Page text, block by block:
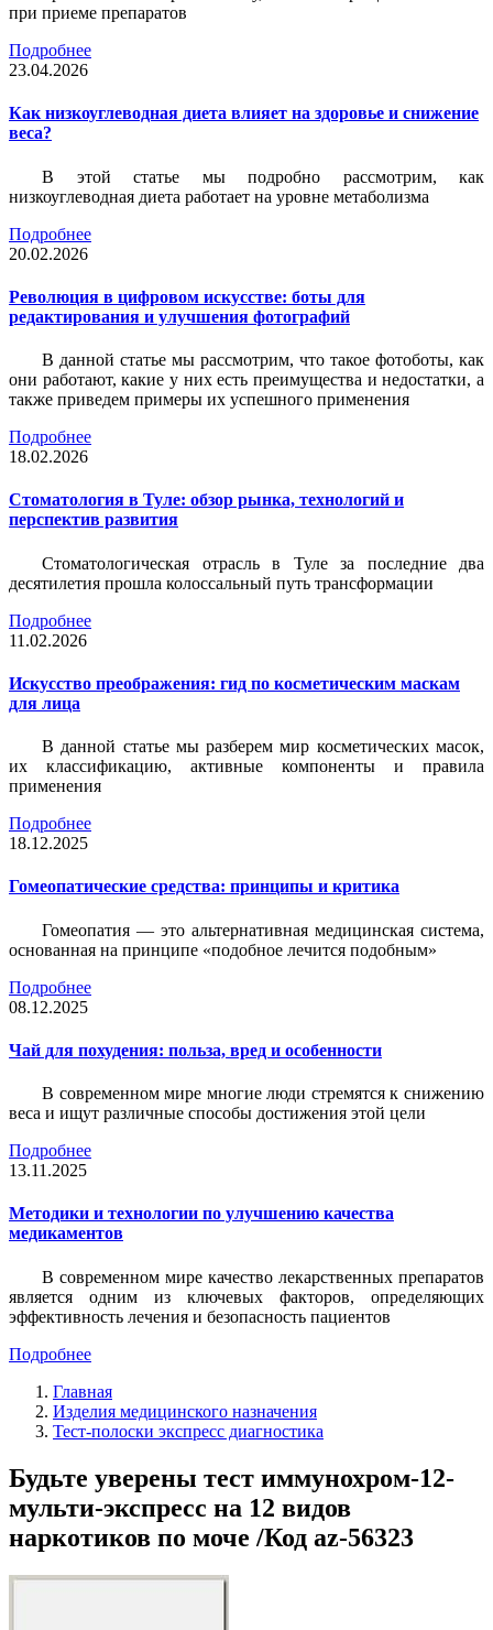
при приеме препаратов
Подробнее
23.04.2026
Как низкоуглеводная диета влияет на здоровье и снижение
веса?
В этой статье мы подробно рассмотрим, как
низкоуглеводная диета работает на уровне метаболизма
Подробнее
20.02.2026
Революция в цифровом искусстве: боты для
редактирования и улучшения фотографий
В данной статье мы рассмотрим, что такое фотоботы, как
они работают, какие у них есть преимущества и недостатки, а
также приведем примеры их успешного применения
Подробнее
18.02.2026
Стоматология в Туле: обзор рынка, технологий и
перспектив развития
Стоматологическая отрасль в Туле за последние два
десятилетия прошла колоссальный путь трансформации
Подробнее
11.02.2026
Искусство преображения: гид по косметическим маскам
для лица
В данной статье мы разберем мир косметических масок,
их классификацию, активные компоненты и правила
применения
Подробнее
18.12.2025
Гомеопатические средства: принципы и критика
Гомеопатия — это альтернативная медицинская система,
основанная на принципе «подобное лечится подобным»
Подробнее
08.12.2025
Чай для похудения: польза, вред и особенности
В современном мире многие люди стремятся к снижению
веса и ищут различные способы достижения этой цели
Подробнее
13.11.2025
Методики и технологии по улучшению качества
медикаментов
В современном мире качество лекарственных препаратов
является одним из ключевых факторов, определяющих
эффективность лечения и безопасность пациентов
Подробнее
Главная
Изделия медицинского назначения
Тест-полоски экспресс диагностика
Будьте уверены тест иммунохром-12-
мульти-экспресс на 12 видов
наркотиков по моче /Код az-56323